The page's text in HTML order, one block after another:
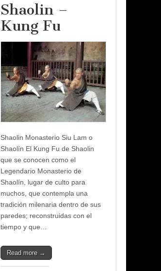
Shaolin –
Kung Fu
Shaolin Monasterio Siu Lam o
Shaolín El Kung Fu de Shaolin
que se conocen como el
Legendario Monasterio de
Shaolín, lugar de culto para
muchos, que contempla una
tradición milenaria dentro de sus
paredes; reconstruidas con el
tiempo y que…
Read more →